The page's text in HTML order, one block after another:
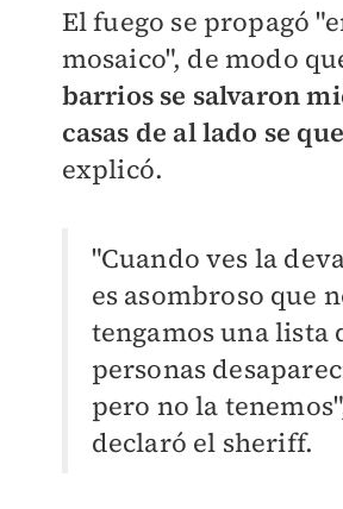
El fuego se propagó
mosaico", de modo
barrios se salvaron
casas de al lado se
explicó.
"Cuando ves la
es asombroso que
tengamos una lista
personas
pero no la
declaró el sheriff.